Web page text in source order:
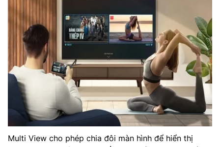
Multi View cho phép chia đôi màn hình để hiển thị